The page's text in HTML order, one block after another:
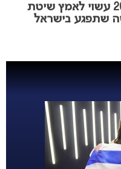
אירוויזיון 2027 עשוי לאמץ שיטת
שתפגע בישראל